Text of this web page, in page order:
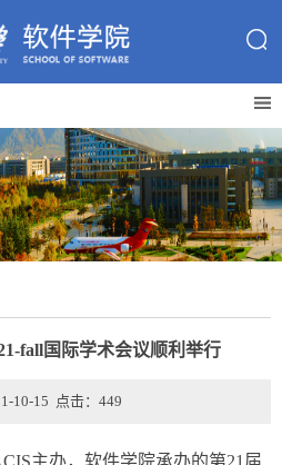
fall国际学术会议顺利举行
10-15 点击： 449
主办，软件学院承办的第21届